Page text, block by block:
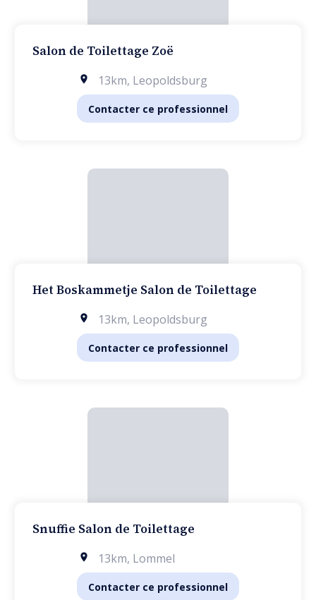
Salon de Toilettage Zoë
13km, Leopoldsburg
Contacter ce professionnel
Het Boskammetje Salon de Toilettage
13km, Leopoldsburg
Contacter ce professionnel
Snuffie Salon de Toilettage
13km, Lommel
Contacter ce professionnel